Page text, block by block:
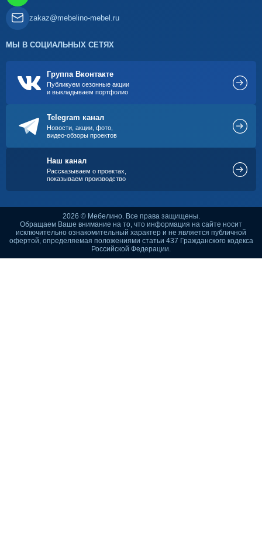
zakaz@mebelino-mebel.ru
МЫ В СОЦИАЛЬНЫХ СЕТЯХ
Группа Вконтакте
Публикуем сезонные акции
и выкладываем портфолио
Telegram канал
Новости, акции, фото,
видео-обзоры проектов
Наш канал
Рассказываем о проектах,
показываем производство
2026 © Мебелино. Все права защищены.
Обращаем Ваше внимание на то, что информация на сайте носит
исключительно ознакомительный характер и не является публичной
офертой, определяемая положениями статьи 437 Гражданского кодекса
Российской Федерации.